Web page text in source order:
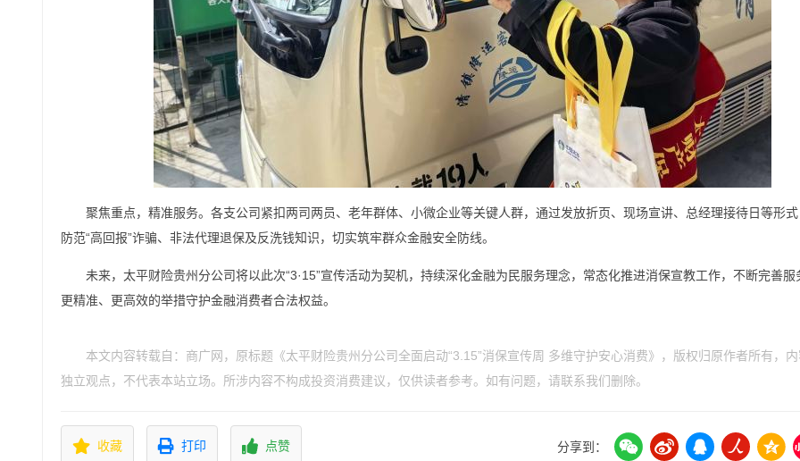
聚焦重点，精准服务。各支公司紧扣两司两员、老年群体、小微企业等关键人群，通过发放折页、现场宣讲、总经理接待日等形
防范“高回报”诈骗、非法代理退保及反洗钱知识，切实筑牢群众金融安全防线。
未来，太平财险贵州分公司将以此次“3·15”宣传活动为契机，持续深化金融为民服务理念，常态化推进消保宣教工作，不断完善服
更精准、更高效的举措守护金融消费者合法权益。
本文内容转载自：商广网，原标题《太平财险贵州分公司全面启动“3.15”消保宣传周 多维守护安心消费》，版权归原作者所有，
独立观点，不代表本站立场。所涉内容不构成投资消费建议，仅供读者参考。如有问题，请联系我们删除。
收藏 打印 点赞 分享到：